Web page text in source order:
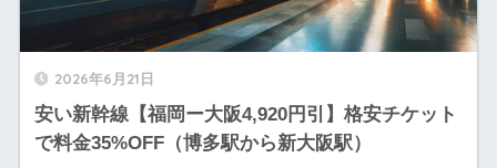
2026年6月21日
安い新幹線【福岡ー大阪4,920円引】格安チケット
で料金35%OFF（博多駅から新大阪駅）